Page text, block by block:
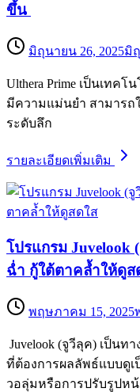
ขึ้น
มิถุนายน 26, 2025มิ
Ulthera Prime เป็นเทค
มีความแม่นยำ สามารถ
ระดับลึก
รายละเอียดเพิ่มเติม
โปรแกรม Juvelook
ฉ่ำ กู้ใต้ตาคล้ำให้ดูส
พฤษภาคม 15, 2025
Juvelook (จูวีลุค) เป็น
ที่ต้องการผลลัพธ์แบบดูเ
วอลุ่มหรือการปรับรูปหน้